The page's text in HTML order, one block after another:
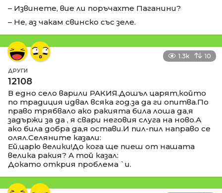
– Извинете, вие ли поръчахте Паганини?
– Не, аз чакам свинско със зеле.
1.3k 10
ДРУГИ
12108
В едно село варили РАКИЯ.Дошъл царят,който
по традиция идвал всяка год.за да ги опитва.По
право трябвало ако ракията била лоша да,я
задържи за да , я свари неговия слуга на ново.А
ако била добра да,я остави.И пил-пил направо се
олял.Селяните казали:
Ей,царю велики!До кога ще пиеш от нашата
велика ракия? А той казал:
Докато открия проблема `и.